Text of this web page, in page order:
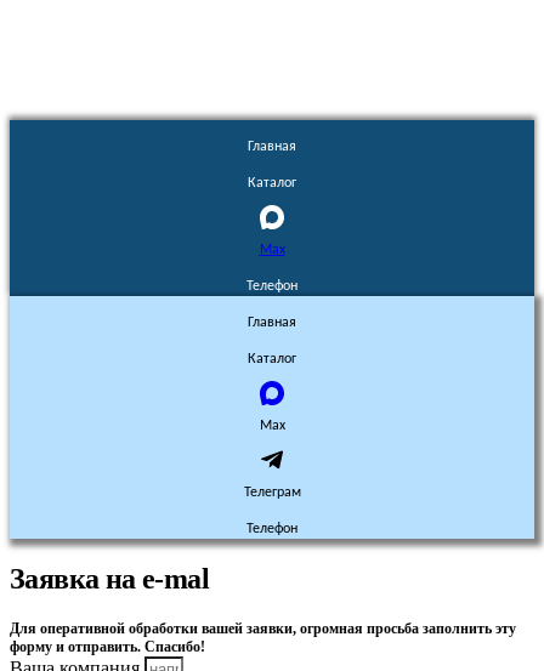
Главная
Каталог
Max
Телефон
Главная
Каталог
Max
Телеграм
Телефон
Заявка на e-mal
Для оперативной обработки вашей заявки, огромная просьба заполнить эту
форму и отправить. Спасибо!